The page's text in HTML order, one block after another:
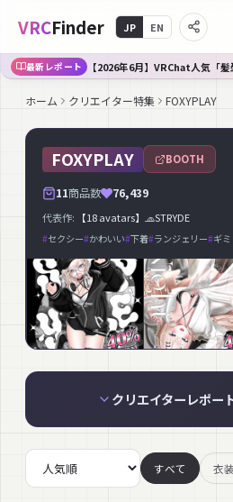
VRCFinder JP EN
最新レポート
ホーム クリエイター特集 FOXYPLAY
FOXYPLAY BOOTH
11商品数 76,439
代表作: 【18 avatars】🧢STRYDE
#セクシー#かわいい#下着#ランジェリー#ギ
クリエイターレポー
すべて 衣装